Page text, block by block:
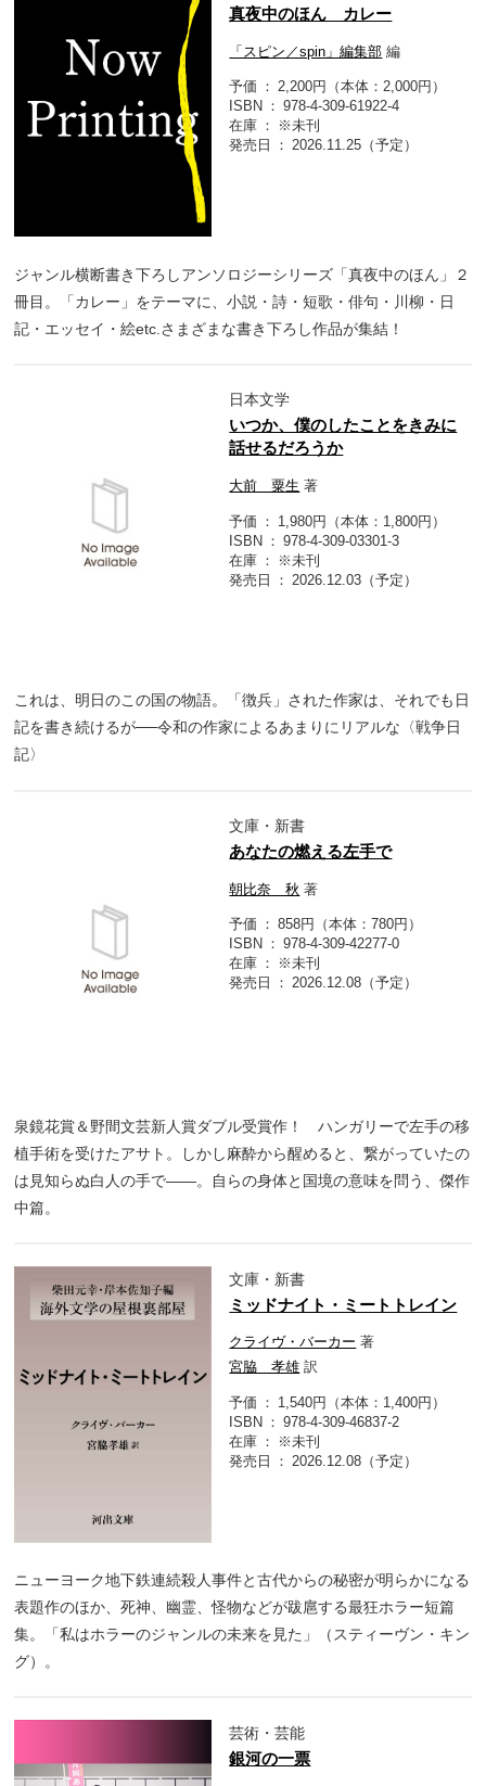
真夜中のほん カレー
「スピン／spin」編集部 編
予価
2,200円（本体：2,000円）
ISBN
978-4-309-61922-4
在庫
※未刊
発売日
2026.11.25（予定）
ジャンル横断書き下ろしアンソロジーシリーズ「真夜中のほん」２
冊目。「カレー」をテーマに、小説・詩・短歌・俳句・川柳・日
記・エッセイ・絵etc.さまざまな書き下ろし作品が集結！
日本文学
いつか、僕のしたことをきみに
話せるだろうか
大前 粟生 著
予価
1,980円（本体：1,800円）
ISBN
978-4-309-03301-3
在庫
※未刊
発売日
2026.12.03（予定）
これは、明日のこの国の物語。「徴兵」された作家は、それでも日
記を書き続けるが──令和の作家によるあまりにリアルな〈戦争日
記〉
文庫・新書
あなたの燃える左手で
朝比奈 秋 著
予価
858円（本体：780円）
ISBN
978-4-309-42277-0
在庫
※未刊
発売日
2026.12.08（予定）
泉鏡花賞＆野間文芸新人賞ダブル受賞作！ ハンガリーで左手の移
植手術を受けたアサト。しかし麻酔から醒めると、繋がっていたの
は見知らぬ白人の手で――。自らの身体と国境の意味を問う、傑作
中篇。
文庫・新書
ミッドナイト・ミートトレイン
クライヴ・バーカー 著
宮脇 孝雄 訳
予価
1,540円（本体：1,400円）
ISBN
978-4-309-46837-2
在庫
※未刊
発売日
2026.12.08（予定）
ニューヨーク地下鉄連続殺人事件と古代からの秘密が明らかになる
表題作のほか、死神、幽霊、怪物などが跋扈する最狂ホラー短篇
集。「私はホラーのジャンルの未来を見た」（スティーヴン・キン
グ）。
芸術・芸能
銀河の一票